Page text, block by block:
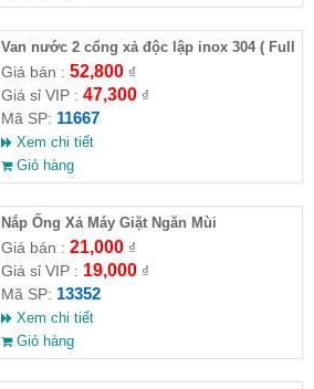
Van nước 2 cổng xả độc lập inox 304 ( Full
VAT )
Giá bán : 52,800₫
Giá sỉ VIP : 47,300₫
Mã SP: 11667
Xem chi tiết
Giỏ hàng
Nắp Ống Xả Máy Giặt Ngăn Mùi
Giá bán : 21,000₫
Giá sỉ VIP : 19,000₫
Mã SP: 13352
Xem chi tiết
Giỏ hàng